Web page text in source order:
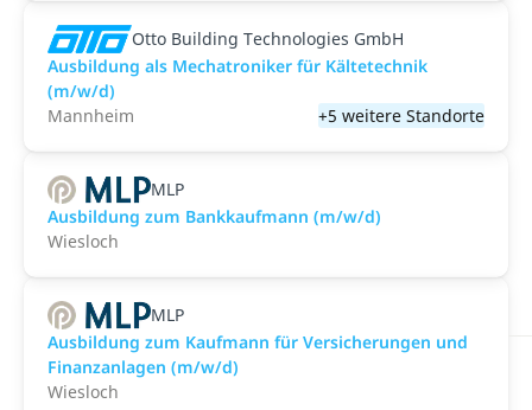
Otto Building Technologies GmbH
Ausbildung als Mechatroniker für Kältetechnik
(m/w/d)
Mannheim
+5 weitere Standorte
MLP
Ausbildung zum Bankkaufmann (m/w/d)
Wiesloch
MLP
Ausbildung zum Kaufmann für Versicherungen und
Finanzanlagen (m/w/d)
Wiesloch